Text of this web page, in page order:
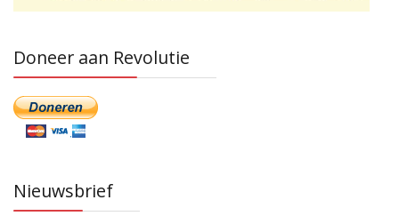
Doneer aan Revolutie
Nieuwsbrief